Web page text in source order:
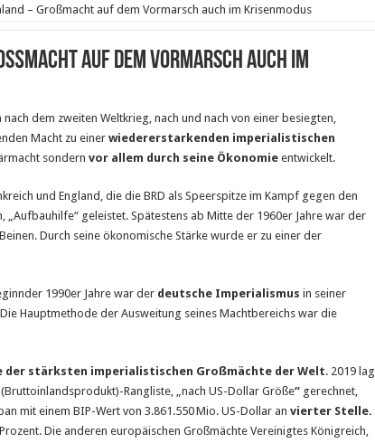
– Großmacht auf dem Vormarsch auch im Krisenmodus
auf dem Vormarsch auch im
dem zweiten Weltkrieg, nach und nach von einer besiegten,
Macht zu einerwiedererstarkenden imperialistischen
sondern vor allem durch seine Ökonomie entwickelt.
und England, die die BRD als Speerspitze im Kampf gegen den
„Aufbauhilfe“ geleistet. Spätestens ab Mitte der 1960er Jahre war der
Durch seine ökonomische Stärke wurde er zu einer der
1990er Jahre war der deutsche Imperialismus in seiner
Hauptmethode der Ausweitung seines Machtbereichs war die
der stärksten imperialistischen Großmächte der Welt. 2019 lag
Rangliste, „nach US-Dollar Größe“ gerechnet,
mit einem BIP-Wert von 3.861.550 Mio. US-Dollar an vierter Stelle.
Die anderen europäischen Großmächte Vereinigtes Königreich,